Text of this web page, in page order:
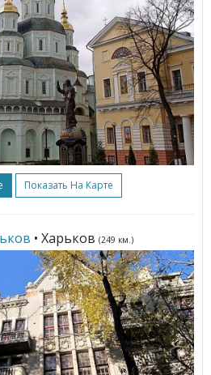
Показать На Карте
• Харьков (249 км.)